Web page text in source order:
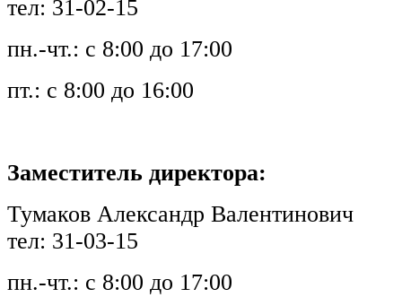
тел: 31-02-15
пн.-чт.: с 8:00 до 17:00
пт.: с 8:00 до 16:00
Заместитель директора:
Тумаков Александр Валентинович
тел: 31-03-15
пн.-чт.: с 8:00 до 17:00